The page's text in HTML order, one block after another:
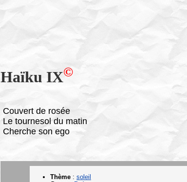
Haïku IX©
Couvert de rosée
Le tournesol du matin
Cherche son ego
Thème : soleil